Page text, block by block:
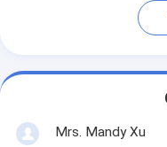
Mrs. Mandy Xu